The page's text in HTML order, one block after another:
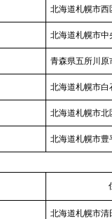
北海道札幌市西
北海道札幌市中
青森県五所川原
北海道札幌市白
北海道札幌市北
北海道札幌市豊
北海道札幌市清